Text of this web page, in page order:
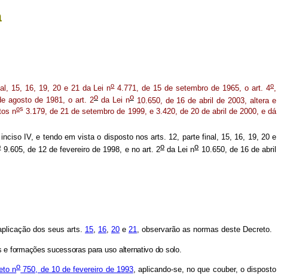
15, 16, 19, 20 e 21 da Lei no4.771, de 15 de setembro de 1965, o art. 4o,
agosto de 1981, o art. 2oda Lei no10.650, de 16 de abril de 2003, altera e
nos 3.179, de 21 de setembro de 1999, e 3.420, de 20 de abril de 2000, e dá
IV, e tendo em vista o disposto nos arts. 12, parte final, 15, 16, 19, 20 e
9.605, de 12 de fevereiro de 1998, e no art. 2oda Lei no10.650, de 16 de abril
dos seus arts. 15, 16, 20 e 21, observarão as normas deste Decreto.
formações sucessoras para uso alternativo do solo.
no750, de 10 de fevereiro de 1993, aplicando-se, no que couber, o disposto